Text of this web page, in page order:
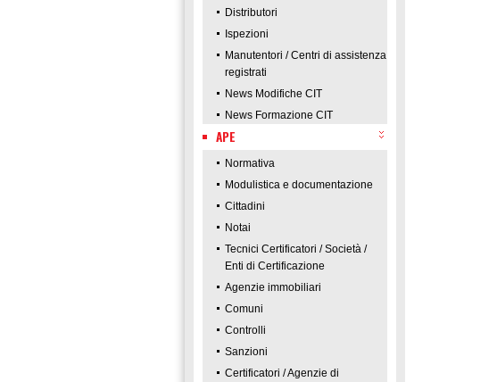
Distributori
Ispezioni
Manutentori / Centri di assistenza
registrati
News Modifiche CIT
News Formazione CIT
APE
Normativa
Modulistica e documentazione
Cittadini
Notai
Tecnici Certificatori / Società /
Enti di Certificazione
Agenzie immobiliari
Comuni
Controlli
Sanzioni
Certificatori / Agenzie di